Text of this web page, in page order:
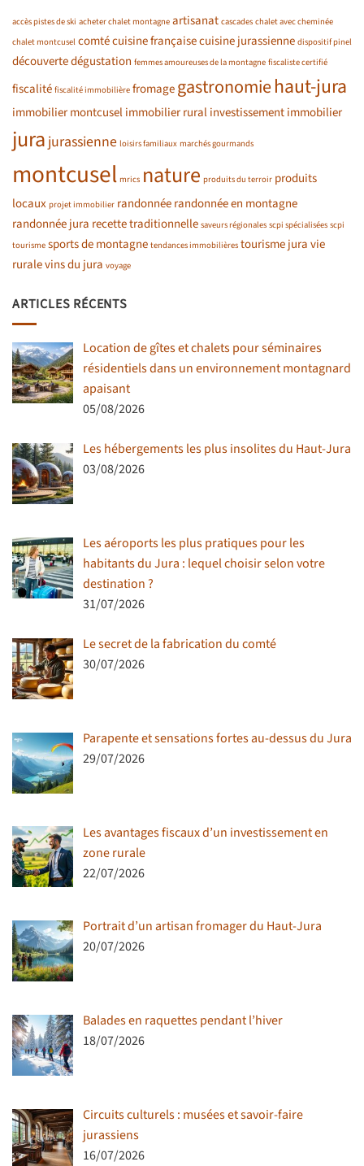
accès pistes de ski acheter chalet montagne artisanat cascades chalet avec cheminée
chalet montcusel comtécuisine françaisecuisine jurassienne dispositif pinel
découvertedégustation femmes amoureuses de la montagne fiscaliste certifié
fiscalité fiscalité immobilière fromagegastronomiehaut-jura
immobilier montcuselimmobilier ruralinvestissement immobilier
jura jurassienne loisirs familiaux marchés gourmands
montcusel mrics nature produits du terroir produits
locaux projet immobilier randonnéerandonnée en montagne
randonnée jura recette traditionnelle saveurs régionales scpi spécialisées scpi
tourisme sports de montagne tendances immobilières tourisme juravie
ruralevins du jura voyage
ARTICLES RÉCENTS
Location de gîtes et chalets pour séminaires
résidentiels dans un environnement montagnard
apaisant
05/08/2026
Les hébergements les plus insolites du Haut-Jura
03/08/2026
Les aéroports les plus pratiques pour les
habitants du Jura : lequel choisir selon votre
destination ?
31/07/2026
Le secret de la fabrication du comté
30/07/2026
Parapente et sensations fortes au-dessus du Jura
29/07/2026
Les avantages fiscaux d’un investissement en
zone rurale
22/07/2026
Portrait d’un artisan fromager du Haut-Jura
20/07/2026
Balades en raquettes pendant l’hiver
18/07/2026
Circuits culturels : musées et savoir-faire
jurassiens
16/07/2026